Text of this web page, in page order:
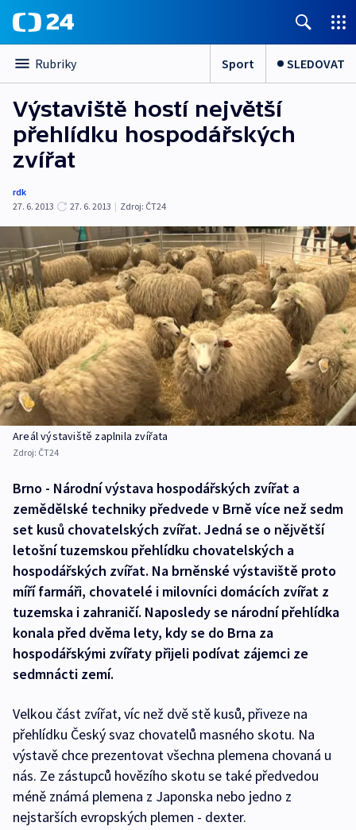
Rubriky Sport SLEDOVAT
Výstaviště hostí největší
přehlídku hospodářských
zvířat
rdk
27. 6. 2013
27. 6. 2013 | Zdroj: ČT24
Areál výstaviště zaplnila zvířata
Zdroj: ČT24
Brno - Národní výstava hospodářských zvířat a
zemědělské techniky předvede v Brně více než sedm
set kusů chovatelských zvířat. Jedná se o nějvětší
letošní tuzemskou přehlídku chovatelských a
hospodářských zvířat. Na brněnské výstaviště proto
míří farmáři, chovatelé i milovníci domácích zvířat z
tuzemska i zahraničí. Naposledy se národní přehlídka
konala před dvěma lety, kdy se do Brna za
hospodářskými zvířaty přijeli podívat zájemci ze
sedmnácti zemí.
Velkou část zvířat, víc než dvě stě kusů, přiveze na
přehlídku Český svaz chovatelů masného skotu. Na
výstavě chce prezentovat všechna plemena chovaná u
nás. Ze zástupců hovězího skotu se také předvedou
méně známá plemena z Japonska nebo jedno z
nejstarších evropských plemen - dexter.